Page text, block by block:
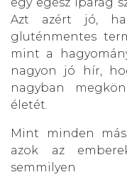
Azt azért jó,
gluténmentes
mint a
nagyon jó hír,
nagyban
életét.
Mint minden
azok az
semmilyen